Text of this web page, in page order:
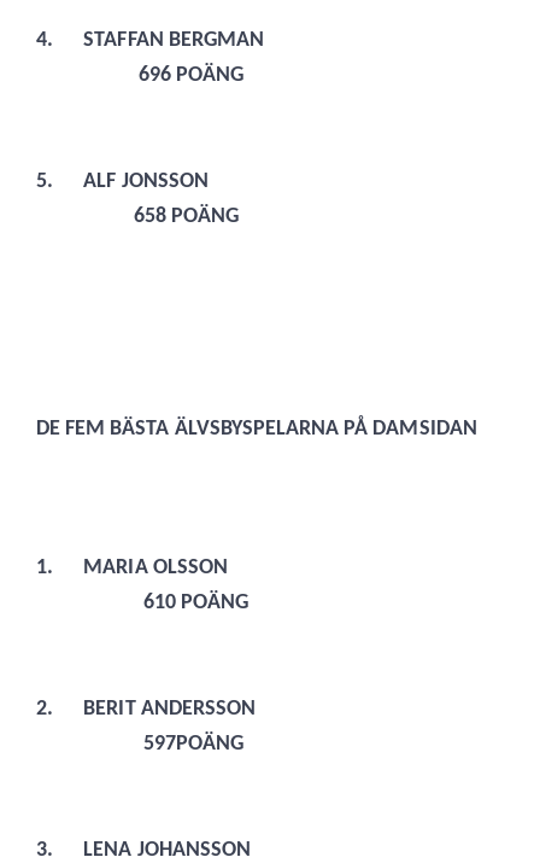
4.
STAFFAN BERGMAN
696 POÄNG
5.
ALF JONSSON
658 POÄNG
DE FEM BÄSTA ÄLVSBYSPELARNA PÅ DAMSIDAN
1.
MARIA OLSSON
610 POÄNG
2.
BERIT ANDERSSON
597POÄNG
3.
LENA JOHANSSON